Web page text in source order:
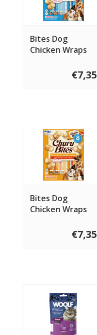
Bites Dog
Chicken Wraps
€7,35
Bites Dog
Chicken Wraps
€7,35